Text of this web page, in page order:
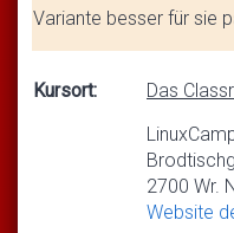
Variante besser für sie
Kursort:
Das
2700 Wr.
Website